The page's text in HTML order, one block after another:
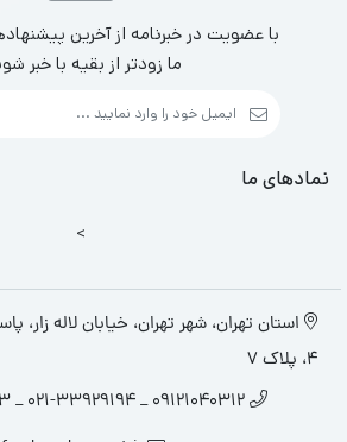
با عضویت در خبرنامه از آخرین
ما زودتر از بقیه با خبر
نمادهای ما
>
استان تهران، شهر تهران، خیابان لاله زار،
4، پلاک 7
09121040312 _ 021-33929194 _ 021-36615383